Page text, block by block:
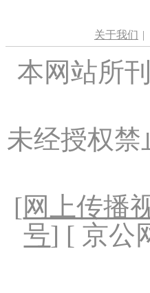
关于我们 |
本网站所
未经授权
[网上传播
号] [ 京公